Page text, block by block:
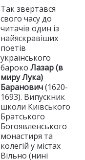
Так звертався
свого часу до
читачів один із
найяскравіших
поетів
українського
бароко Лазар (в
миру Лука)
Баранович(1620-
1693). Випускник
школи Київського
Братського
Богоявленського
монастиря та
колегій у містах
Вільно (нині